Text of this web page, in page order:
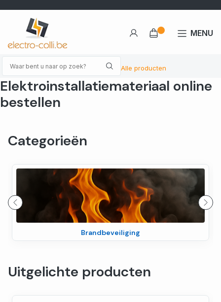
Alle producten
MENU
Elektroinstallatiemateriaal online
bestellen
Categorieën
Brandbeveiliging
Uitgelichte producten